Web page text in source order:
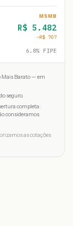
MSMB
R$ 5.482
−R$ 707
6.8% FIPE
Mais Barato — em
seguro.
completa:
consideramos
as cotações